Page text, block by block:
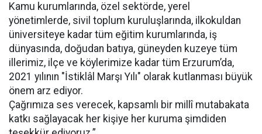
Kamu kurumlarında, özel sektörde, yerel
yönetimlerde, sivil toplum kuruluşlarında, ilkokuldan
üniversiteye kadar tüm eğitim kurumlarında, iş
dünyasında, doğudan batıya, güneyden kuzeye tüm
illerimiz, ilçe ve köylerimize kadar tüm Erzurum’da,
2021 yılının "İstiklâl Marşı Yılı" olarak kutlanması büyük
önem arz ediyor.
Çağrımıza ses verecek, kapsamlı bir millî mutabakata
katkı sağlayacak her kişiye her kuruma şimdiden